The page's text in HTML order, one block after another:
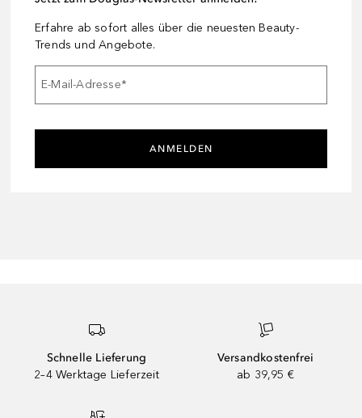
Erfahre ab sofort alles über die neuesten Beauty-
Trends und Angebote.
E-Mail-Adresse*
ANMELDEN
Schnelle Lieferung
2–4 Werktage Lieferzeit
Versandkostenfrei
ab 39,95 €